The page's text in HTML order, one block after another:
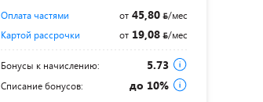
Оплата частями от45,80
/мес
Картой рассрочки
от19,08 /мес
Бонусы к начислению: 5.73
Списание бонусов: до 10%